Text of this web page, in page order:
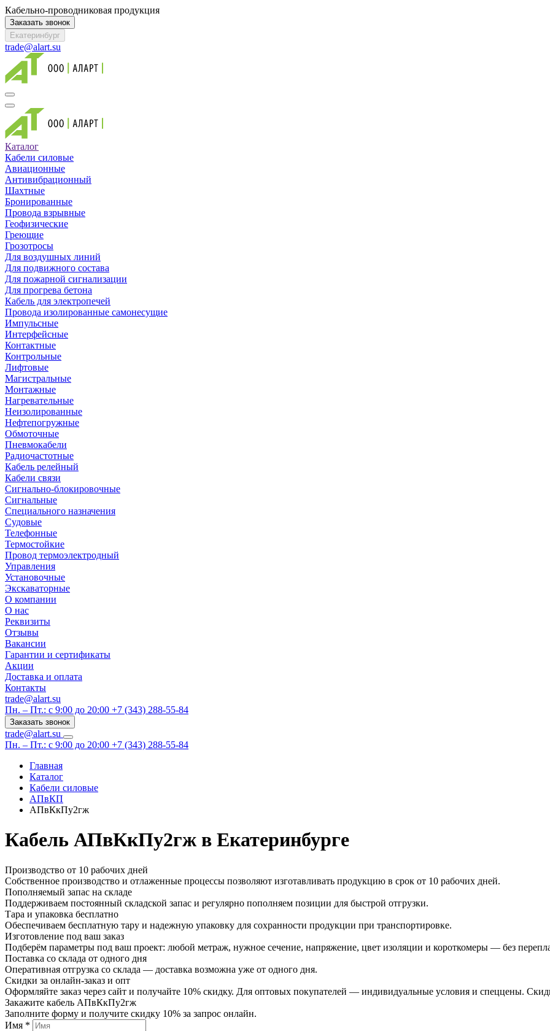
Кабельно-проводниковая продукция
Заказать звонок
Екатеринбург
trade@alart.su
Каталог
Кабели силовые
Авиационные
Антивибрационный
Шахтные
Бронированные
Провода взрывные
Геофизические
Греющие
Грозотросы
Для воздушных линий
Для подвижного состава
Для пожарной сигнализации
Для прогрева бетона
Кабель для электропечей
Провода изолированные самонесущие
Импульсные
Интерфейсные
Контактные
Контрольные
Лифтовые
Магистральные
Монтажные
Нагревательные
Неизолированные
Нефтепогружные
Обмоточные
Пневмокабели
Радиочастотные
Кабель релейный
Кабели связи
Сигнально-блокировочные
Сигнальные
Специального назначения
Судовые
Телефонные
Термостойкие
Провод термоэлектродный
Управления
Установочные
Экскаваторные
О компании
О нас
Реквизиты
Отзывы
Вакансии
Гарантии и сертификаты
Акции
Доставка и оплата
Контакты
trade@alart.su
Пн. – Пт.: с 9:00 до 20:00 +7 (343) 288-55-84
Заказать звонок
trade@alart.su
Пн. – Пт.: с 9:00 до 20:00 +7 (343) 288-55-84
Главная
Каталог
Кабели силовые
АПвКП
АПвКкПу2гж
Кабель АПвКкПу2гж в Екатеринбурге
Производство от 10 рабочих дней
Собственное производство и отлаженные процессы позволяют изготавливать продукцию в срок от 10 рабочих дней.
Пополняемый запас на складе
Поддерживаем постоянный складской запас и регулярно пополняем позиции для быстрой отгрузки.
Тара и упаковка бесплатно
Обеспечиваем бесплатную тару и надежную упаковку для сохранности продукции при транспортировке.
Изготовление под ваш заказ
Подберём параметры под ваш проект: любой метраж, нужное сечение, напряжение, цвет изоляции и короткомеры — без
Поставка со склада от одного дня
Оперативная отгрузка со склада — доставка возможна уже от одного дня.
Скидки за онлайн-заказ и опт
Оформляйте заказ через сайт и получайте 10% скидку. Для оптовых покупателей — индивидуальные условия и спеццены.
Закажите кабель АПвКкПу2гж
Заполните форму и получите скидку 10% за запрос онлайн.
Имя *